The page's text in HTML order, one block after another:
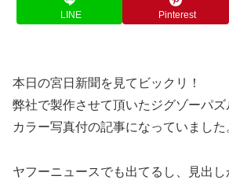
LINE Pinterest
本日の宮日新聞を見てビックリ！
弊社で製作させて頂いたジグゾーパズ
カラー写真付の記事になっていました
ヤフーニュースでも出てるし、見出し